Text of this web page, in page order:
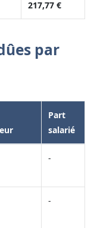
217,77 €
par
Part
salarié
-
-